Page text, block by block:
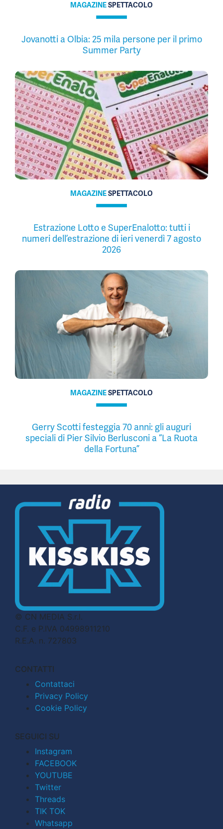
MAGAZINESPETTACOLO
Jovanotti a Olbia: 25 mila persone per il primo
Summer Party
MAGAZINESPETTACOLO
Estrazione Lotto e SuperEnalotto: tutti i
numeri dell’estrazione di ieri venerdì 7 agosto
2026
MAGAZINESPETTACOLO
Gerry Scotti festeggia 70 anni: gli auguri
speciali di Pier Silvio Berlusconi a “La Ruota
della Fortuna”
© CN MEDIA S.r.l.
C.F. e P.IVA 04998911210
R.E.A. n. 727803
CONTATTI
Contattaci
Privacy Policy
Cookie Policy
SEGUICI SU
Instagram
FACEBOOK
YOUTUBE
Twitter
Threads
TIK TOK
Whatsapp